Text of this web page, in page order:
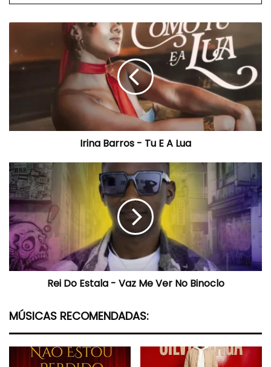
Tu
Irina Barros - Tu E A Lua
Rei
Do
Estala
-
Vaz
Me
Ver
No
Binoclo
Rei Do Estala - Vaz Me Ver No Binoclo
MÚSICAS RECOMENDADAS: